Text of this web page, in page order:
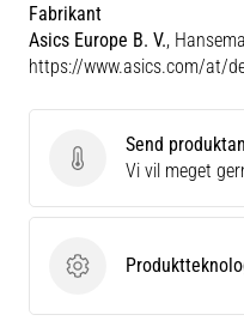
Fabrikant
Asics Europe B. V.,
https://www.asics.com/at/
Send
Send
Vi vil meget
Produktteknologi